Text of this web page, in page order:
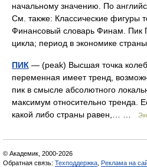
начальному значению. По
См. также: Классические фигуры
Финансовый словарь Финам. Пик
цикла; период в экономике
ПИК — (peak) Высшая точка
переменная имеет тренд,
пик в смысле абсолютного
максимум относительно тренда.
какой либо страны равен,… …
© Академик, 2000-2026
Обратная связь: Техподдержка Реклама на